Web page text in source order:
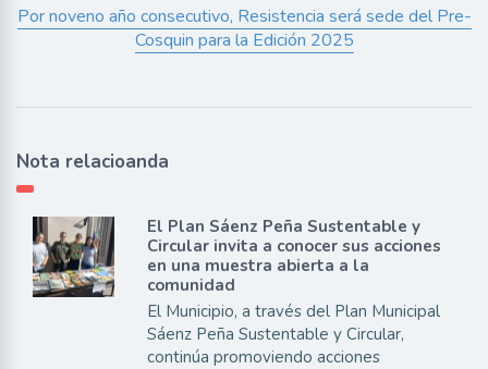
Por noveno año consecutivo, Resistencia será sede del Pre-
Cosquin para la Edición 2025
Nota relacioanda
El Plan Sáenz Peña Sustentable y
Circular invita a conocer sus acciones
en una muestra abierta a la
comunidad
El Municipio, a través del Plan Municipal
Sáenz Peña Sustentable y Circular,
continúa promoviendo acciones